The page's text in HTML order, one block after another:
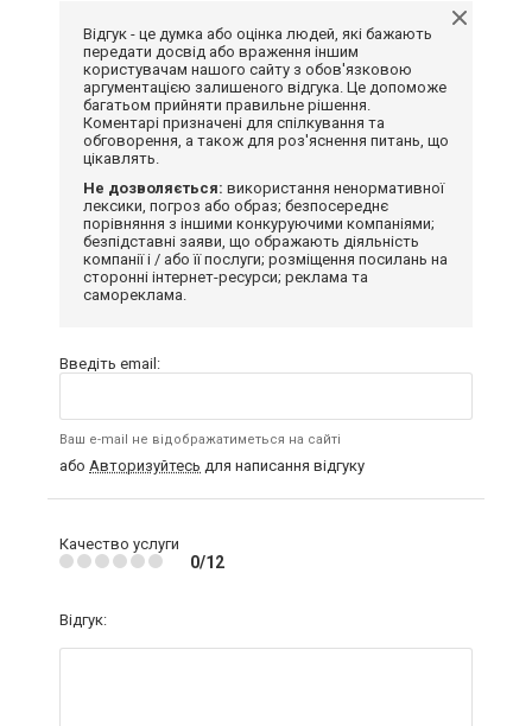
Відгук - це думка або оцінка людей, які бажають
передати досвід або враження іншим
користувачам нашого сайту з обов'язковою
аргументацією залишеного відгука. Це допоможе
багатьом прийняти правильне рішення.
Коментарі призначені для спілкування та
обговорення, а також для роз'яснення питань, що
цікавлять.
Не дозволяється: використання ненормативної
лексики, погроз або образ; безпосереднє
порівняння з іншими конкуруючими компаніями;
безпідставні заяви, що ображають діяльність
компанії і / або її послуги; розміщення посилань на
сторонні інтернет-ресурси; реклама та
самореклама.
Введіть email:
Ваш e-mail не відображатиметься на сайті
або Авторизуйтесь для написання відгуку
Качество услуги
0/12
Відгук: